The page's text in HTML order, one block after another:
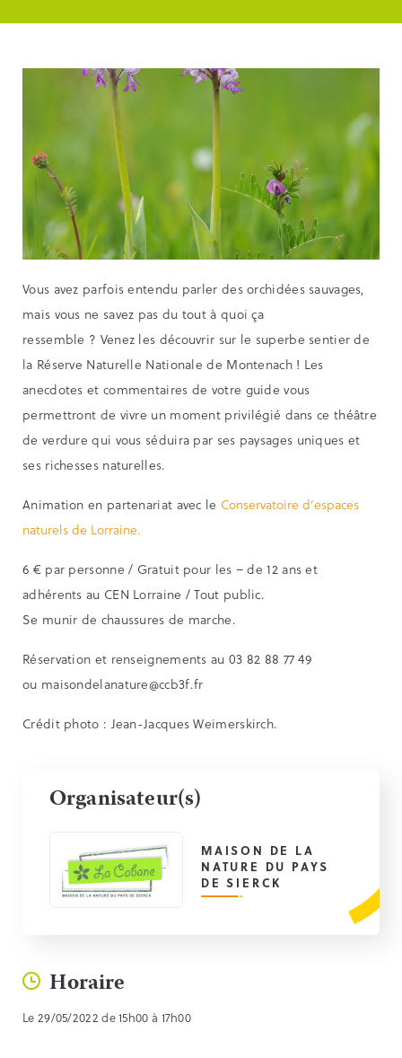
Vous avez parfois entendu parler des orchidées sauvages,
mais vous ne savez pas du tout à quoi ça
ressemble ? Venez les découvrir sur le superbe sentier de
la Réserve Naturelle Nationale de Montenach ! Les
anecdotes et commentaires de votre guide vous
permettront de vivre un moment privilégié dans ce théâtre
de verdure qui vous séduira par ses paysages uniques et
ses richesses naturelles.
Animation en partenariat avec le Conservatoire d’espaces
naturels de Lorraine.
6 € par personne / Gratuit pour les – de 12 ans et
adhérents au CEN Lorraine / Tout public.
Se munir de chaussures de marche.
Réservation et renseignements au 03 82 88 77 49
ou maisondelanature@ccb3f.fr
Crédit photo : Jean-Jacques Weimerskirch.
Organisateur(s)
MAISON DE LA
NATURE DU PAYS
DE SIERCK
Horaire
Le 29/05/2022 de 15h00 à 17h00